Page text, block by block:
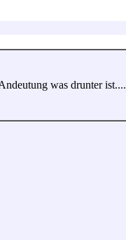
was drunter ist....